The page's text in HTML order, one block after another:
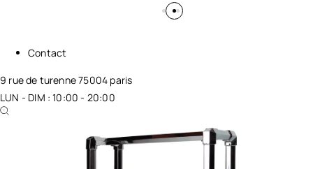
Contact
9 rue de turenne 75004 paris
LUN - DIM : 10:00 - 20:00